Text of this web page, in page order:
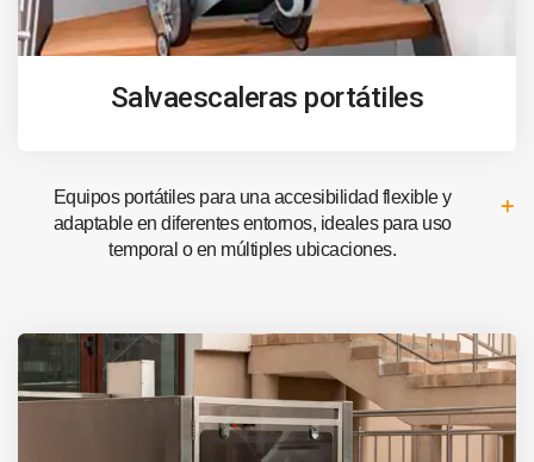
Salvaescaleras portátiles
Equipos portátiles para una accesibilidad flexible y
adaptable en diferentes entornos, ideales para uso
temporal o en múltiples ubicaciones.